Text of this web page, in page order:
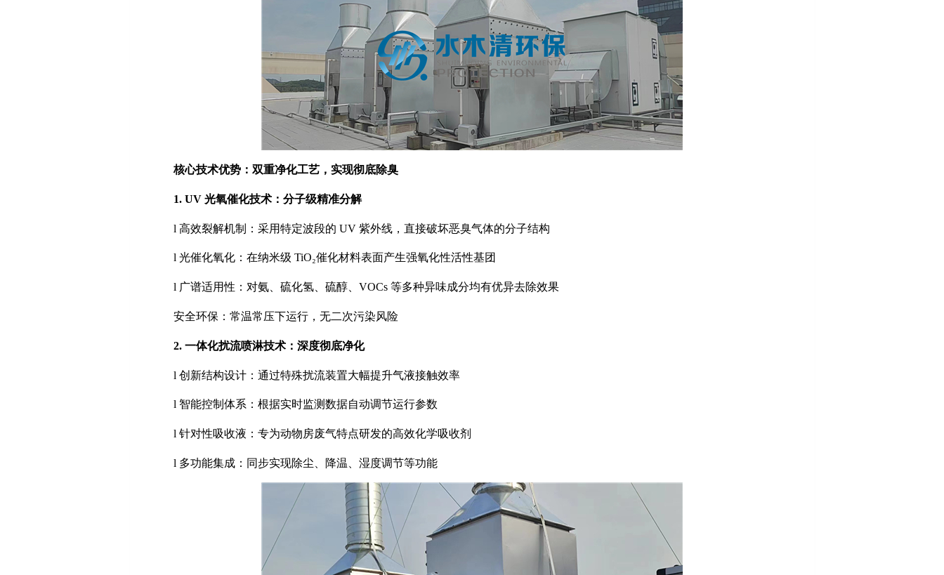
核心技术优势：双重净化工艺，实现彻底除臭
1. UV 光氧催化技术：分子级精准分解
l 高效裂解机制：采用特定波段的 UV 紫外线，直接破坏恶臭气体的分子结构
l 光催化氧化：在纳米级 TiO₂催化材料表面产生强氧化性活性基团
l 广谱适用性：对氨、硫化氢、硫醇、 VOCs 等多种异味成分均有优异去除效果
安全环保：常温常压下运行，无二次污染风险
2. 一体化扰流喷淋技术：深度彻底净化
l 创新结构设计：通过特殊扰流装置大幅提升气液接触效率
l 智能控制体系：根据实时监测数据自动调节运行参数
l 针对性吸收液：专为动物房废气特点研发的高效化学吸收剂
l 多功能集成：同步实现除尘、降温、湿度调节等功能